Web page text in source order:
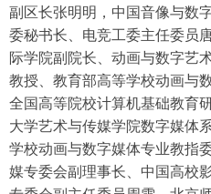
副区长张明明，中国音像与数
委秘书长、电竞工委主任委员
际学院副院长、动画与数字艺
教授、教育部高等学校动画与
全国高等院校计算机基础教育
大学艺术与传媒学院数字媒体
学校动画与数字媒体专业教指
媒专委会副理事长、中国高校